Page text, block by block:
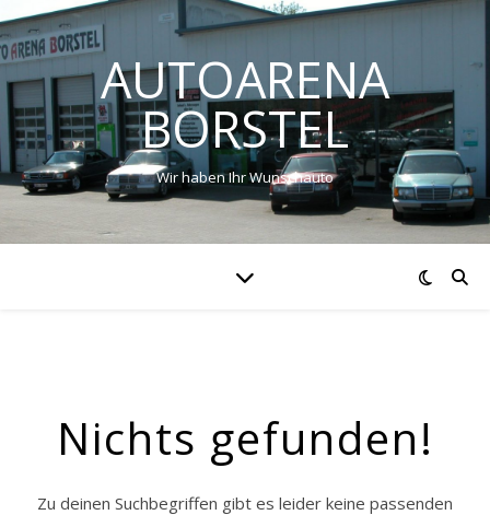
AUTOARENA
BORSTEL
Wir haben Ihr Wunschauto
Nichts gefunden!
Zu deinen Suchbegriffen gibt es leider keine passenden